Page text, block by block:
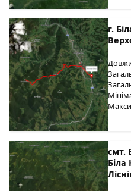
г.
смт.
Біла